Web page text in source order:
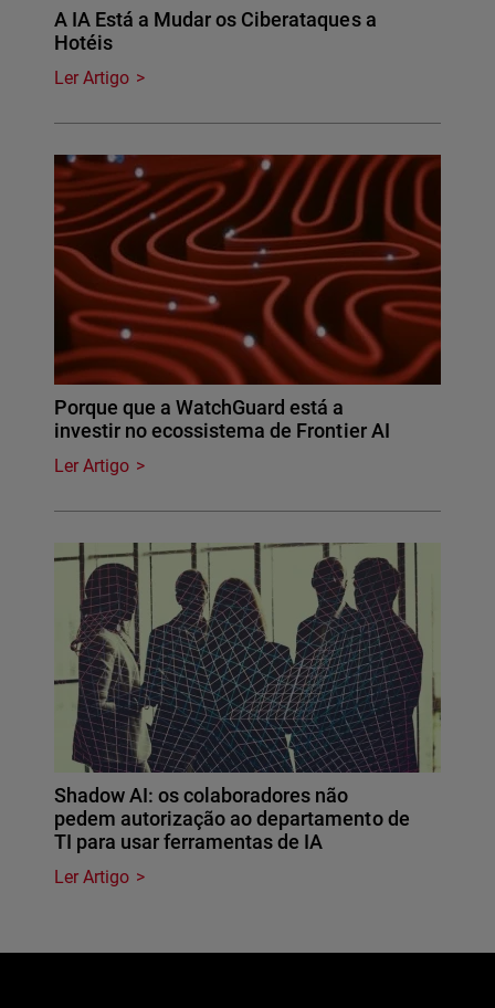
A IA Está a Mudar os Ciberataques a
Hotéis
Ler Artigo
Porque que a WatchGuard está a
investir no ecossistema de Frontier AI
Ler Artigo
Shadow AI: os colaboradores não
pedem autorização ao departamento de
TI para usar ferramentas de IA
Ler Artigo